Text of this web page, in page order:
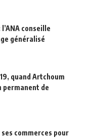
conseille
généralisé
quand Artchoum
de
commerces pour